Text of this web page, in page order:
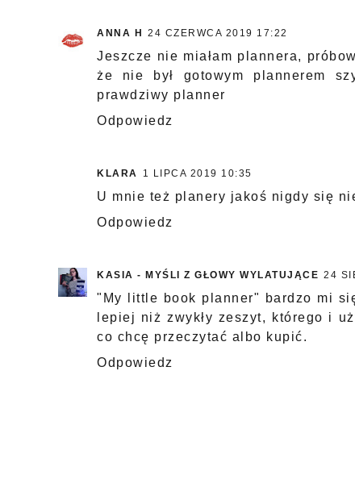
ANNA H 24 CZERWCA 2019 17:22
Jeszcze nie miałam plannera,
że nie był gotowym plannerem
prawdziwy planner
Odpowiedz
KLARA 1 LIPCA 2019 10:35
U mnie też planery jakoś nigdy się
Odpowiedz
KASIA - MYŚLI Z GŁOWY WYLATUJĄCE 24
"My little book planner" bardzo mi
lepiej niż zwykły zeszyt, którego i
co chcę przeczytać albo kupić.
Odpowiedz